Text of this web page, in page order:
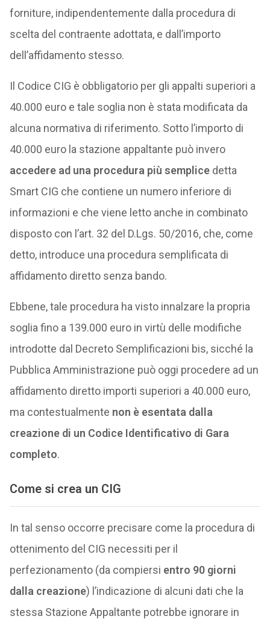
forniture, indipendentemente dalla procedura di
scelta del contraente adottata, e dall’importo
dell’affidamento stesso.
Il Codice CIG è obbligatorio per gli appalti superiori a
40.000 euro e tale soglia non è stata modificata da
alcuna normativa di riferimento. Sotto l’importo di
40.000 euro la stazione appaltante può invero
accedere ad una procedura più semplicedetta
Smart CIG che contiene un numero inferiore di
informazioni e che viene letto anche in combinato
disposto con l’art. 32 del D.Lgs. 50/2016, che, come
detto, introduce una procedura semplificata di
affidamento diretto senza bando.
Ebbene, tale procedura ha visto innalzare la propria
soglia fino a 139.000 euro in virtù delle modifiche
introdotte dal Decreto Semplificazioni bis, sicché la
Pubblica Amministrazione può oggi procedere ad un
affidamento diretto importi superiori a 40.000 euro,
ma contestualmente non è esentata dalla
creazione di un Codice Identificativo di Gara
completo.
Come si crea un CIG
In tal senso occorre precisare come la procedura di
ottenimento del CIG necessiti per il
perfezionamento (da compiersi entro 90 giorni
dalla creazione) l’indicazione di alcuni dati che la
stessa Stazione Appaltante potrebbe ignorare in